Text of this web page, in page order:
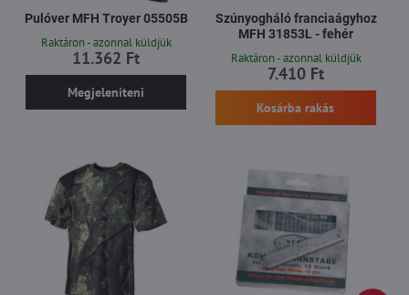
Pulóver MFH Troyer 05505B
Raktáron - azonnal küldjük
11.362 Ft
Megjeleníteni
Szúnyogháló franciaágyhoz
MFH 31853L - fehér
Raktáron - azonnal küldjük
7.410 Ft
Kosárba rakás